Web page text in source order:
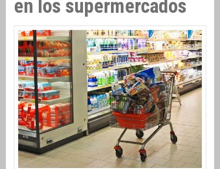
en los supermercados